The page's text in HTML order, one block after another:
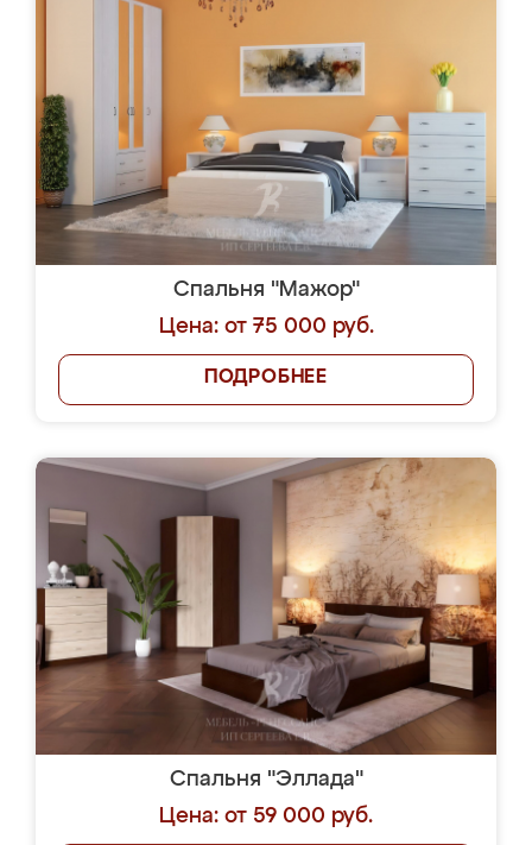
Спальня "Мажор"
Цена: от 75 000 руб.
ПОДРОБНЕЕ
Спальня "Эллада"
Цена: от 59 000 руб.